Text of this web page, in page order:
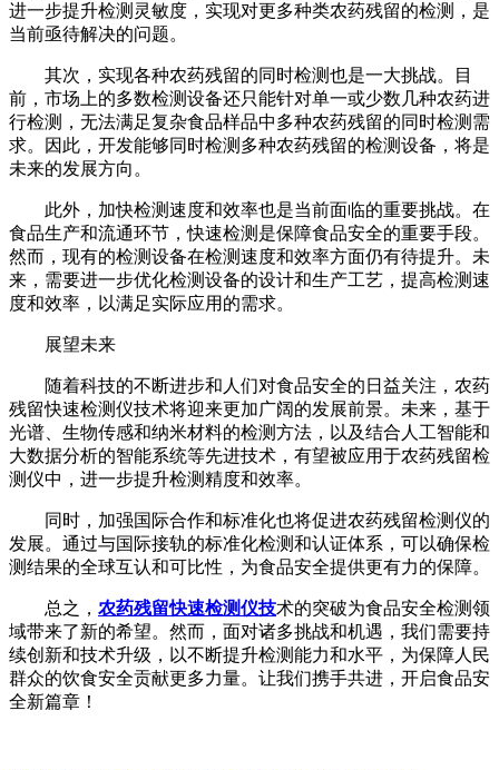
进一步提升检测灵敏度，实现对更多种类农药残留的检测，是
当前亟待解决的问题。
其次，实现各种农药残留的同时检测也是一大挑战。目
前，市场上的多数检测设备还只能针对单一或少数几种农药进
行检测，无法满足复杂食品样品中多种农药残留的同时检测需
求。因此，开发能够同时检测多种农药残留的检测设备，将是
未来的发展方向。
此外，加快检测速度和效率也是当前面临的重要挑战。在
食品生产和流通环节，快速检测是保障食品安全的重要手段。
然而，现有的检测设备在检测速度和效率方面仍有待提升。未
来，需要进一步优化检测设备的设计和生产工艺，提高检测速
度和效率，以满足实际应用的需求。
展望未来
随着科技的不断进步和人们对食品安全的日益关注，农药
残留快速检测仪技术将迎来更加广阔的发展前景。未来，基于
光谱、生物传感和纳米材料的检测方法，以及结合人工智能和
大数据分析的智能系统等先进技术，有望被应用于农药残留检
测仪中，进一步提升检测精度和效率。
同时，加强国际合作和标准化也将促进农药残留检测仪的
发展。通过与国际接轨的标准化检测和认证体系，可以确保检
测结果的全球互认和可比性，为食品安全提供更有力的保障。
总之， 农药残留快速检测仪技术的突破为食品安全检测领
域带来了新的希望。然而，面对诸多挑战和机遇，我们需要持
续创新和技术升级，以不断提升检测能力和水平，为保障人民
群众的饮食安全贡献更多力量。让我们携手共进，开启食品安
全新篇章！